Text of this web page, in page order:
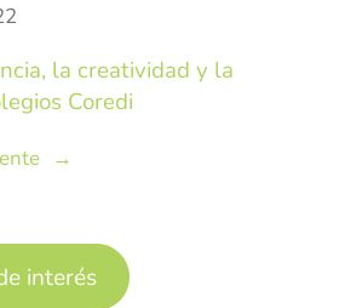
la creatividad y la
Coredi
→
interés